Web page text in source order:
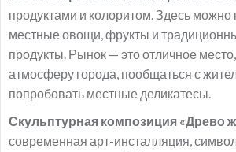
продуктами и колоритом. Здесь можно
местные овощи, фрукты и
продукты. Рынок — это отличное
атмосферу города, пообщаться с
попробовать местные деликатесы.
Скульптурная композиция «Древо
современная арт-инсталляция,